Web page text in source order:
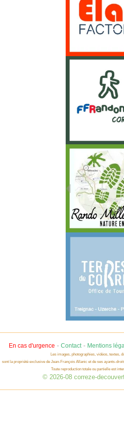
En cas d'urgence - Contact- Mentions
Les images, photographies, vidéos, textes,
sont la propriété exclusive de Jean-François Allanic et de ses ayants-
Toute reproduction totale ou partielle est
© 2026-08 correze-